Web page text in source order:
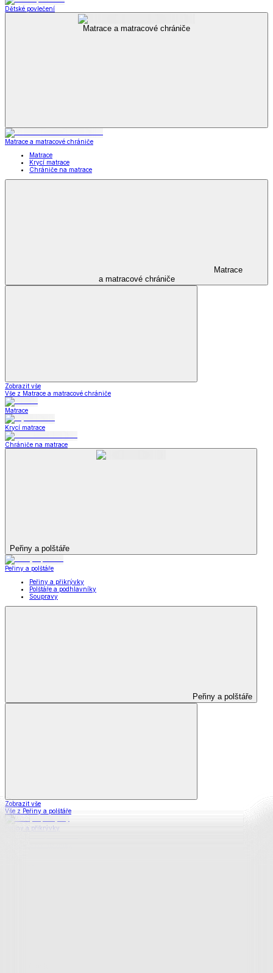
Dětské povlečení
Matrace a matracové chrániče
Matrace a matracové chrániče
Matrace
Krycí matrace
Chrániče na matrace
Matrace
a matracové chrániče
Zobrazit vše
Vše z Matrace a matracové chrániče
Matrace
Krycí matrace
Chrániče na matrace
Peřiny a polštáře
Peřiny a polštáře
Peřiny a přikrývky
Polštáře a podhlavníky
Soupravy
Peřiny a polštáře
Zobrazit vše
Vše z Peřiny a polštáře
Peřiny a přikrývky